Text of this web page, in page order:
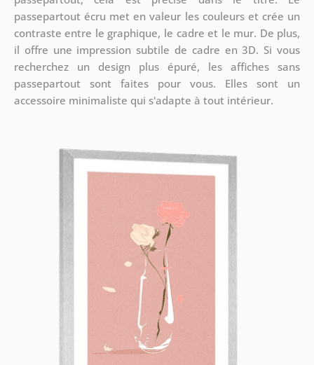
passepartout écru met en valeur les couleurs et crée un
contraste entre le graphique, le cadre et le mur. De plus,
il offre une impression subtile de cadre en 3D. Si vous
recherchez un design plus épuré, les affiches sans
passepartout sont faites pour vous. Elles sont un
accessoire minimaliste qui s'adapte à tout intérieur.